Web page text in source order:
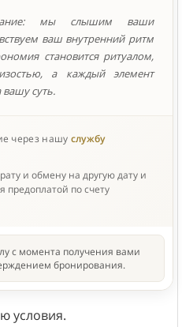
мы слышим ваши
ваш внутренний ритм
становится ритуалом,
а каждый элемент
вашу суть.
через нашу службу
и обмену на другую дату и
предоплатой по счету
с момента получения вами
бронирования.
условия.